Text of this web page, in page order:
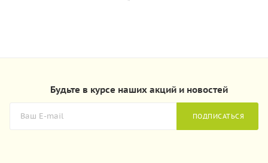
Будьте в курсе наших акций и новостей
ПОДПИСАТЬСЯ